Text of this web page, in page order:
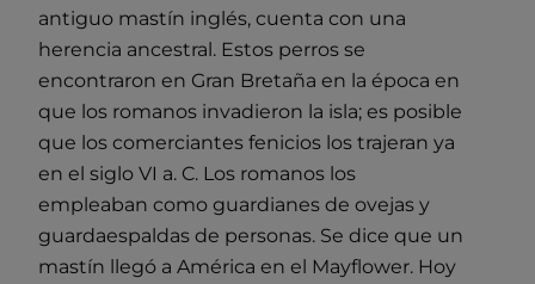
antiguo mastín inglés, cuenta con una
herencia ancestral. Estos perros se
encontraron en Gran Bretaña en la época en
que los romanos invadieron la isla; es posible
que los comerciantes fenicios los trajeran ya
en el siglo VI a. C. Los romanos los
empleaban como guardianes de ovejas y
guardaespaldas de personas. Se dice que un
mastín llegó a América en el Mayflower. Hoy